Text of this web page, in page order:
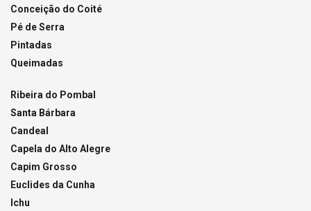
Conceição do Coité
Pé de Serra
Pintadas
Queimadas
Ribeira do Pombal
Santa Bárbara
Candeal
Capela do Alto Alegre
Capim Grosso
Euclides da Cunha
Ichu